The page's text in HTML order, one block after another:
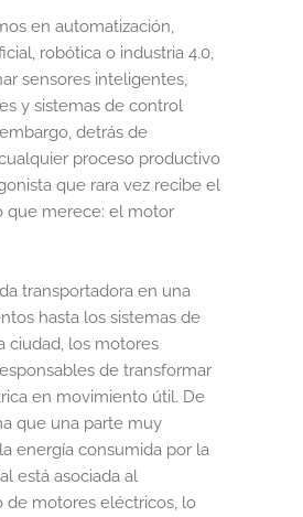
en automatización,
robótica o industria 4.0,
sensores inteligentes,
y sistemas de control
detrás de
proceso productivo
que rara vez recibe el
que merece: el motor
transportadora en una
hasta los sistemas de
ciudad, los motores
de transformar
en movimiento útil. De
que una parte muy
energía consumida por la
está asociada al
de motores eléctricos, lo